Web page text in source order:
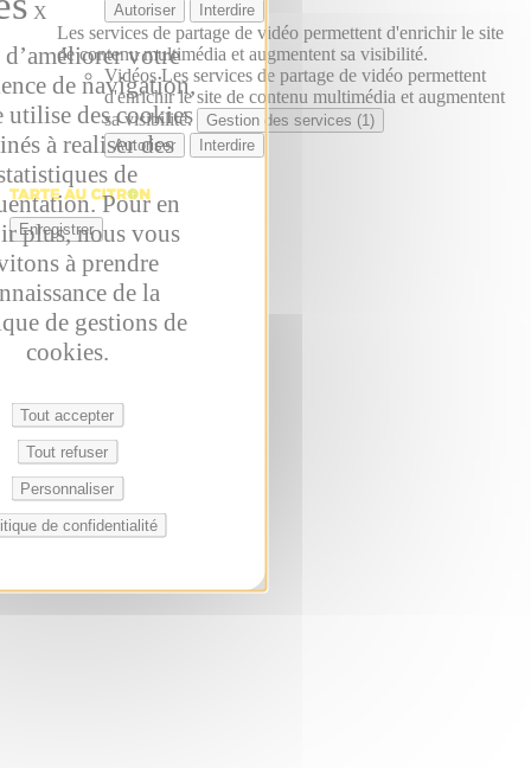
Autoriser
Interdire
Les services de partage de vidéo permettent d'enrichir le site
de contenu multimédia et augmentent sa visibilité.
Vidéos Les services de partage de vidéo permettent
d'enrichir le site de contenu multimédia et augmentent
sa visibilité.
Gestion des services (1)
Autoriser
Interdire
Enregistrer
X
votre
de navigation,
utilise des cookies
à realiser des
de
Pour en
plus, nous vous
à prendre
de la
de gestions de
cookies.
Tout accepter
Tout refuser
Personnaliser
de confidentialité